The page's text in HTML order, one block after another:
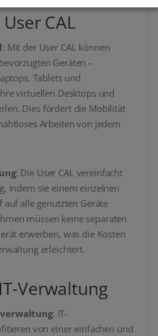
CAL
: Mit der User CAL können
Geräten –
Tablets und
virtuellen Desktops und
Dies fördert die Mobilität
Arbeiten von jedem
: Die User CAL vereinfacht
indem sie einem einzelnen
auf alle genutzten Geräte
müssen keine separaten
erwerben, was die Kosten
erleichtert.
Verwaltung
: IT-
von einer einfachen und